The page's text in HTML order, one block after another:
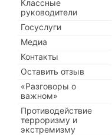
Классные
руководители
Госуслуги
Медиа
Контакты
Оставить отзыв
«Разговоры о
важном»
Противодействие
терроризму и
экстремизму